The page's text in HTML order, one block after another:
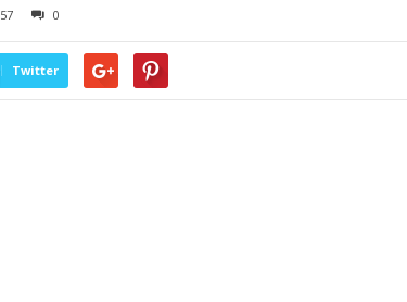
57 0
Twitter